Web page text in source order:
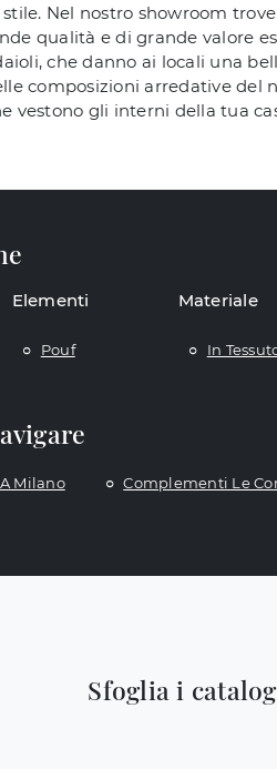
Nel nostro showroom
qualità e di grande valore
che danno ai locali una
composizioni arredative del
vestono gli interni della tua
Elementi
Pouf
Materiale
In
Milano Complementi Le
Sfoglia i